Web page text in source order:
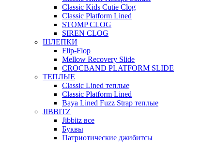
Classic Kids Cutie Clog
Classic Platform Lined
STOMP CLOG
SIREN CLOG
ШЛЕПКИ
Flip-Flop
Mellow Recovery Slide
CROCBAND PLATFORM SLIDE
ТЕПЛЫЕ
Classic Lined теплые
Classic Platform Lined
Baya Lined Fuzz Strap теплые
JIBBITZ
Jibbitz все
Буквы
Патриотические джибитсы